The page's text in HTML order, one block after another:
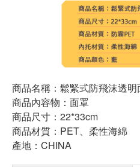
商品名稱：鬆緊式防飛沫透明
商品內容物：面罩
商品尺寸：22*33cm
商品材質：PET、柔性海綿
產地：CHINA